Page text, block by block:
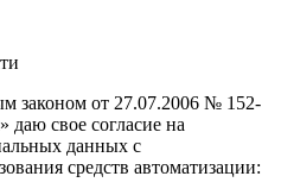
законом от 27.07.2006 № 152-
свое согласие на
данных с
средств автоматизации: